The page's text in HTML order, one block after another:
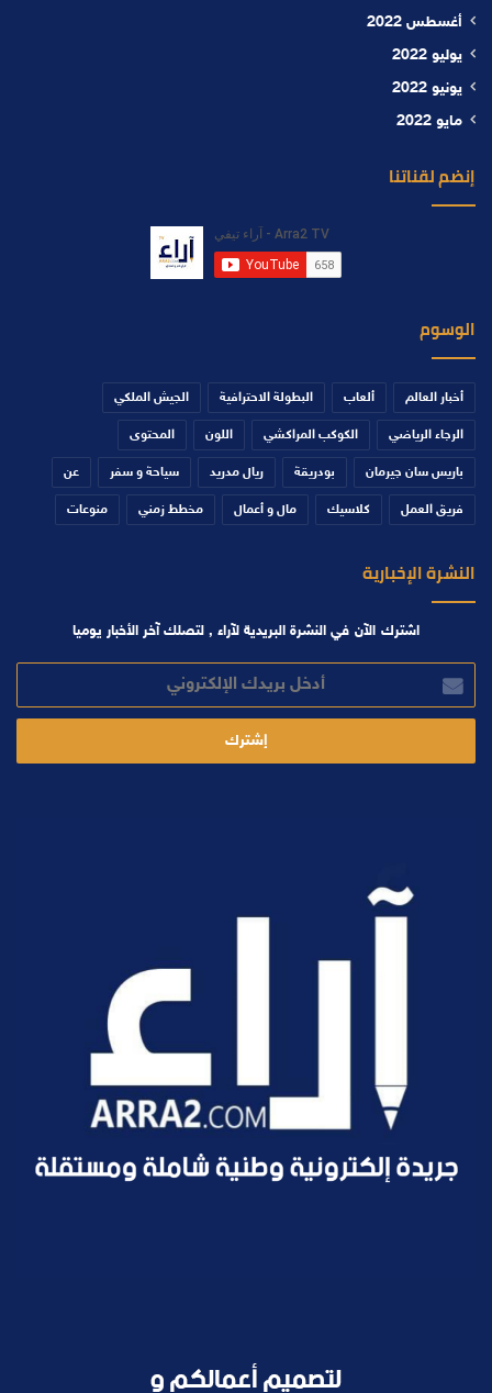
أغسطس 2022
يوليو 2022
يونيو 2022
مايو 2022
إنضم لقناتنا
الوسوم
أخبار العالم ألعاب البطولة الاحترافية الجيش الملكي
الرجاء الرياضي الكوكب المراكشي اللون المحتوى
باريس سان جيرمان بودريقة ريال مدريد سياحة و سفر عن
فريق العمل كلاسيك مال و أعمال مخطط زمني منوعات
النشرة الإخبارية
اشترك الآن في النشرة البريدية لآراء , لتصلك آخر الأخبار يوميا
بريدك
الإلكتروني